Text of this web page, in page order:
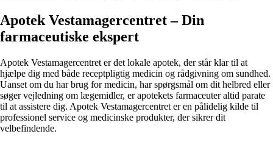
Apotek Vestamagercentret – Din
farmaceutiske ekspert
Apotek Vestamagercentret er det lokale apotek, der står klar til at
hjælpe dig med både receptpligtig medicin og rådgivning om sundhed.
Uanset om du har brug for medicin, har spørgsmål om dit helbred eller
søger vejledning om lægemidler, er apotekets farmaceuter altid parate
til at assistere dig. Apotek Vestamagercentret er en pålidelig kilde til
professionel service og medicinske produkter, der sikrer dit
velbefindende.